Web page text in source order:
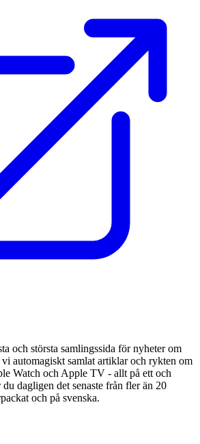
och största samlingssida för nyheter om
automagiskt samlat artiklar och rykten om
Watch och Apple TV - allt på ett och
dagligen det senaste från fler än 20
och på svenska.